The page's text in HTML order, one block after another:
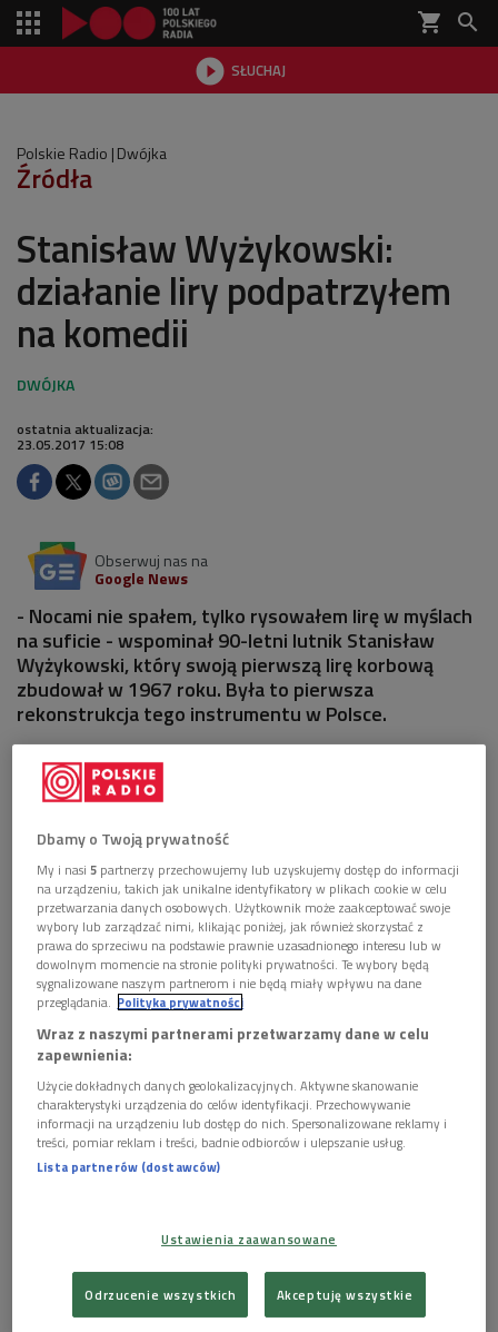
shopping_cart 
 SŁUCHAJ

Polskie Radio Dwójka
Źródła
Stanisław Wyżykowski:
działanie liry podpatrzyłem
na komedii
ostatnia aktualizacja:
23.05.2017 15:08
Obserwuj nas na
Google News
- Nocami nie spałem, tylko rysowałem lirę w myślach
na suficie - wspominał 90-letni lutnik Stanisław
Wyżykowski, który swoją pierwszą lirę korbową
zbudował w 1967 roku. Była to pierwsza
rekonstrukcja tego instrumentu w Polsce.
AUDIO 1 plik

Audycja o Stanisławie Wyżykowskim
(Źródła/Dwójka)
Dbamy o Twoją prywatność
My i nasi5 partnerzy przechowujemy lub uzyskujemy dostęp do informacji
na urządzeniu, takich jak unikalne identyfikatory w plikach cookie w celu
przetwarzania danych osobowych. Użytkownik może zaakceptować swoje
wybory lub zarządzać nimi, klikając poniżej, jak również skorzystać z
prawa do sprzeciwu na podstawie prawnie uzasadnionego interesu lub w
dowolnym momencie na stronie polityki prywatności. Te wybory będą
sygnalizowane naszym partnerom i nie będą miały wpływu na dane
przeglądania. Polityka prywatności
Wraz z naszymi partnerami przetwarzamy dane w celu
zapewnienia:
Użycie dokładnych danych geolokalizacyjnych. Aktywne skanowanie
charakterystyki urządzenia do celów identyfikacji. Przechowywanie
informacji na urządzeniu lub dostęp do nich. Spersonalizowane reklamy i
treści, pomiar reklam i treści, badnie odbiorców i ulepszanie usług.
Lista partnerów (dostawców)
Ustawienia zaawansowane
Odrzucenie wszystkich Akceptuję wszystkie